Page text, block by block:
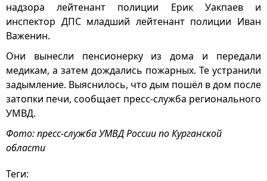
надзора лейтенант полиции Ерик Уакпаев и
инспектор ДПС младший лейтенант полиции Иван
Важенин.
Они вынесли пенсионерку из дома и передали
медикам, а затем дождались пожарных. Те устранили
задымление. Выяснилось, что дым пошёл в дом после
затопки печи, сообщает пресс-служба регионального
УМВД.
Фото: пресс-служба УМВД России по Курганской
области
Теги: